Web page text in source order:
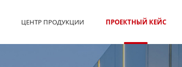
ЦЕНТР ПРОДУКЦИИ ПРОЕКТНЫЙ КЕЙС